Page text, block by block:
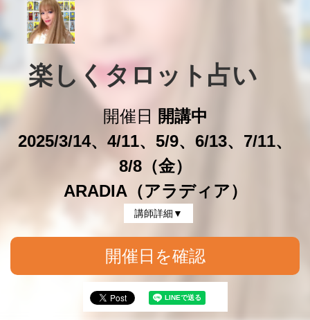
楽しくタロット占い
開催日
開講中
2025/3/14、4/11、5/9、6/13、7/11、
8/8（金）
ARADIA（アラディア）
講師詳細▼
開催日を確認